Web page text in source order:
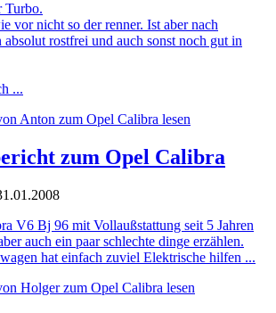
Turbo.
vor nicht so der renner. Ist aber nach
absolut rostfrei und auch sonst noch gut in
...
Anton zum Opel Calibra lesen
zum Opel Calibra
V6 Bj 96 mit Vollaußstattung seit 5 Jahren
auch ein paar schlechte dinge erzählen.
hat einfach zuviel Elektrische hilfen ...
Holger zum Opel Calibra lesen